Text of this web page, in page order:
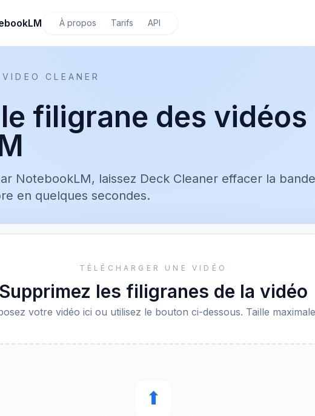
À propos Tarifs API
CLEANER
filigrane des vidéos
NotebookLM, laissez Deck Cleaner effacer la
en quelques secondes.
TÉLÉCHARGER UNE VIDÉO
Supprimez les filigranes de la vidéo
votre vidéo ici ou utilisez le bouton ci-dessous. Taille
⬆︎